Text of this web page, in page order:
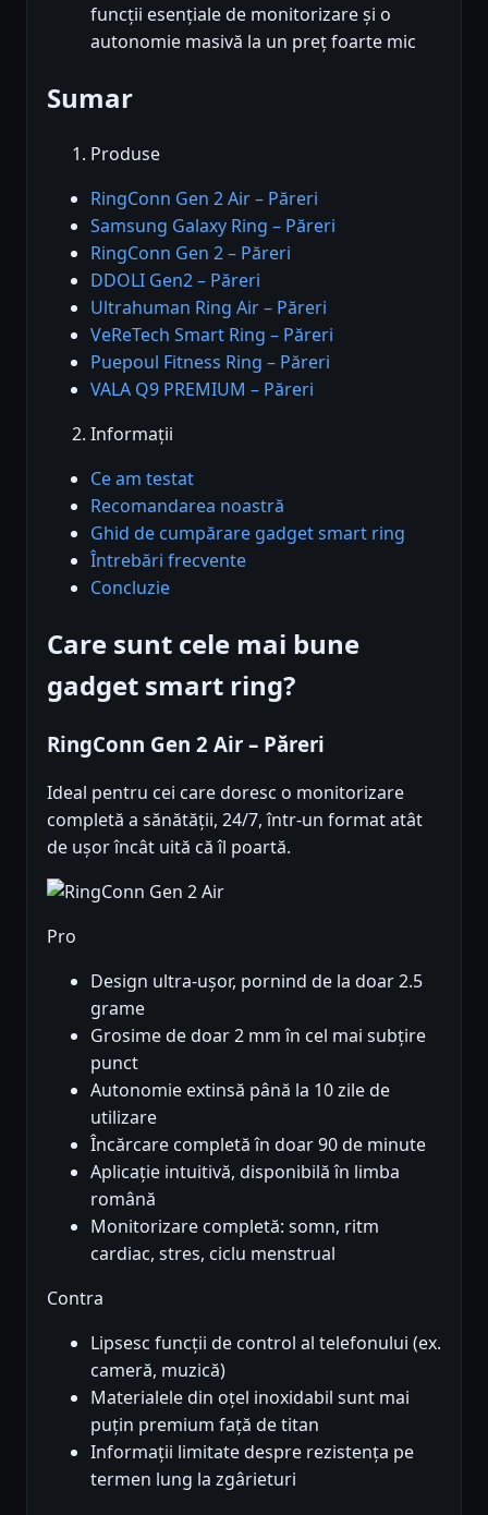
funcții esențiale de monitorizare și o
autonomie masivă la un preț foarte mic
Sumar
Produse
RingConn Gen 2 Air – Păreri
Samsung Galaxy Ring – Păreri
RingConn Gen 2 – Păreri
DDOLI Gen2 – Păreri
Ultrahuman Ring Air – Păreri
VeReTech Smart Ring – Păreri
Puepoul Fitness Ring – Păreri
VALA Q9 PREMIUM – Păreri
Informații
Ce am testat
Recomandarea noastră
Ghid de cumpărare gadget smart ring
Întrebări frecvente
Concluzie
Care sunt cele mai bune
gadget smart ring?
RingConn Gen 2 Air – Păreri
Ideal pentru cei care doresc o monitorizare
completă a sănătății, 24/7, într-un format atât
de ușor încât uită că îl poartă.
Pro
Design ultra-ușor, pornind de la doar 2.5
grame
Grosime de doar 2 mm în cel mai subțire
punct
Autonomie extinsă până la 10 zile de
utilizare
Încărcare completă în doar 90 de minute
Aplicație intuitivă, disponibilă în limba
română
Monitorizare completă: somn, ritm
cardiac, stres, ciclu menstrual
Contra
Lipsesc funcții de control al telefonului (ex.
cameră, muzică)
Materialele din oțel inoxidabil sunt mai
puțin premium față de titan
Informații limitate despre rezistența pe
termen lung la zgârieturi